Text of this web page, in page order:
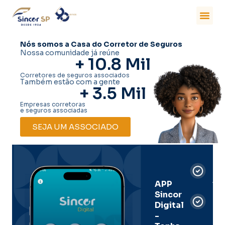
Nós somos a Casa do Corretor de Seguros
Nossa comunidade já reúne
+ 10.8 Mil
Corretores de seguros associados
Também estão com a gente
+ 3.5 Mil
Empresas corretoras
e seguros associadas
SEJA UM ASSOCIADO
APP
Sincor
Digital
-